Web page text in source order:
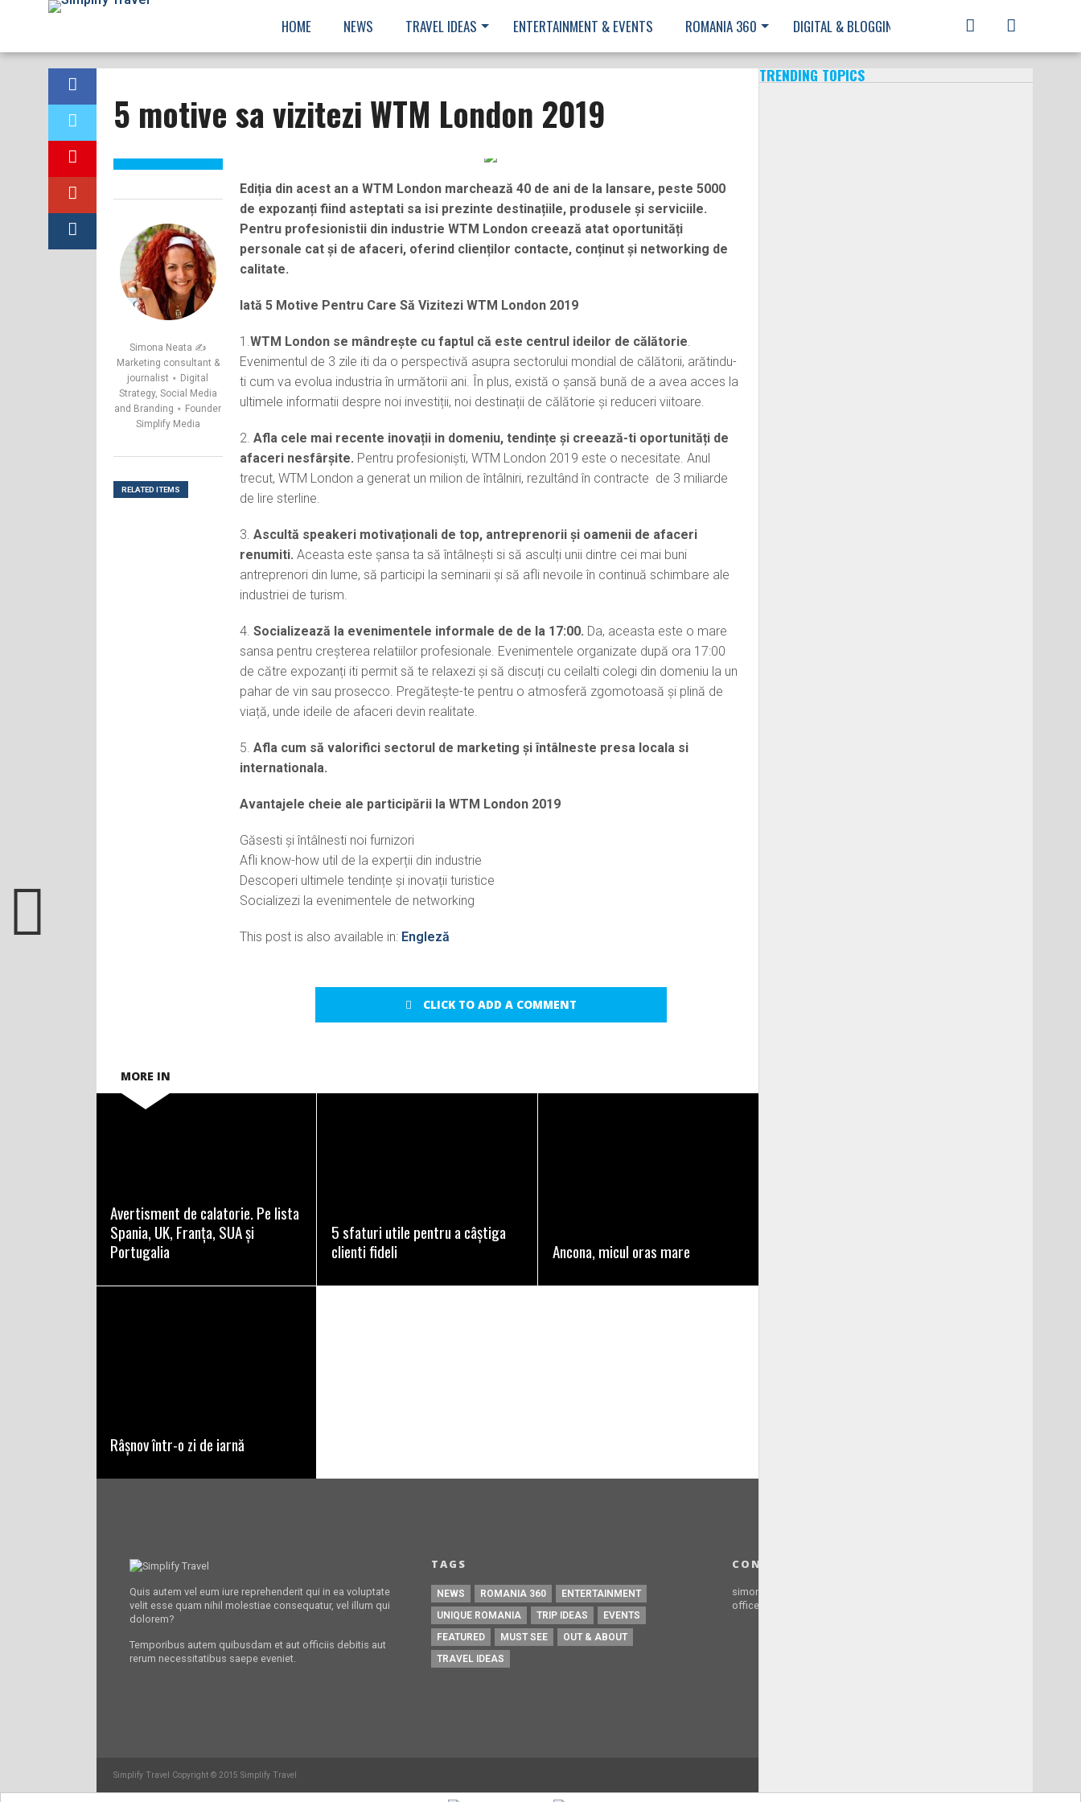
HOME NEWS TRAVEL IDEAS ENTERTAINMENT & EVENTS ROMANIA 360 DIGITAL & BLOGGING ROMÂNĂ
5 motive sa vizitezi WTM London 2019
Simona Neata ✍
Marketing consultant &
journalist ⋆ Digital
Strategy, Social Media
and Branding ⋆ Founder
Simplify Media
RELATED ITEMS
Ediția din acest an a WTM London marchează 40 de ani de la lansare, peste 5000
de expozanți fiind asteptati sa isi prezinte destinațiile, produsele și serviciile.
Pentru profesionistii din industrie WTM London creează atat oportunități
personale cat și de afaceri, oferind clienților contacte, conținut și networking de
calitate.
Iată 5 Motive Pentru Care Să Vizitezi WTM London 2019
1.WTM London se mândrește cu faptul că este centrul ideilor de călătorie.
Evenimentul de 3 zile iti da o perspectivă asupra sectorului mondial de călătorii, arătindu-
ti cum va evolua industria în următorii ani. În plus, există o șansă bună de a avea acces la
ultimele informatii despre noi investiții, noi destinații de călătorie și reduceri viitoare.
2. Afla cele mai recente inovații in domeniu, tendințe și creează-ti oportunități de
afaceri nesfârșite. Pentru profesioniști, WTM London 2019 este o necesitate. Anul
trecut, WTM London a generat un milion de întâlniri, rezultând în contracte de 3 miliarde
de lire sterline.
3. Ascultă speakeri motivaționali de top, antreprenorii și oamenii de afaceri
renumiti. Aceasta este șansa ta să întâlnești si să asculți unii dintre cei mai buni
antreprenori din lume, să participi la seminarii și să afli nevoile în continuă schimbare ale
industriei de turism.
4. Socializează la evenimentele informale de de la 17:00. Da, aceasta este o mare
sansa pentru creșterea relatiilor profesionale. Evenimentele organizate după ora 17:00
de către expozanți iti permit să te relaxezi și să discuți cu ceilalti colegi din domeniu la un
pahar de vin sau prosecco. Pregătește-te pentru o atmosferă zgomotoasă și plină de
viață, unde ideile de afaceri devin realitate.
5. Afla cum să valorifici sectorul de marketing și întâlneste presa locala si
internationala.
Avantajele cheie ale participării la WTM London 2019
Găsesti și întâlnesti noi furnizori
Afli know-how util de la experții din industrie
Descoperi ultimele tendințe și inovații turistice
Socializezi la evenimentele de networking
This post is also available in: Engleză
CLICK TO ADD A COMMENT
MORE IN
Avertisment de calatorie. Pe lista
Spania, UK, Franța, SUA și
Portugalia
5 sfaturi utile pentru a câștiga
clienti fideli
Ancona, micul oras mare
Râșnov într-o zi de iarnă
TRENDING TOPICS
Quis autem vel eum iure reprehenderit qui in ea voluptate
velit esse quam nihil molestiae consequatur, vel illum qui
dolorem?
Temporibus autem quibusdam et aut officiis debitis aut
rerum necessitatibus saepe eveniet.
TAGS
NEWS ROMANIA 360
ENTERTAINMENT
UNIQUE ROMANIA
TRIP IDEAS
EVENTS
FEATURED
MUST SEE
OUT & ABOUT
TRAVEL IDEAS
CONTACT
simona.neata@simplifytravel.ro //
office@simplifytravel.ro
Simplify Travel Copyright © 2015 Simplify Travel